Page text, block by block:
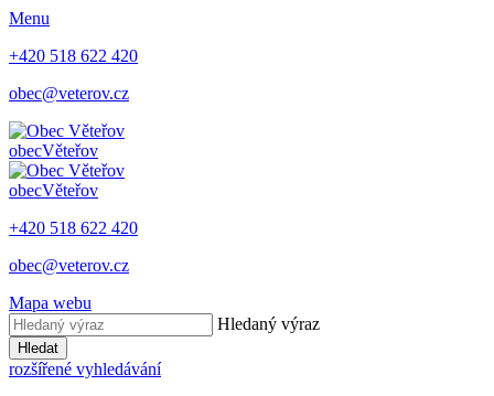
Menu
+420 518 622 420
obec@veterov.cz
obecVěteřov
obecVěteřov
+420 518 622 420
obec@veterov.cz
Mapa webu
Hledaný výraz
Hledat
rozšířené vyhledávání